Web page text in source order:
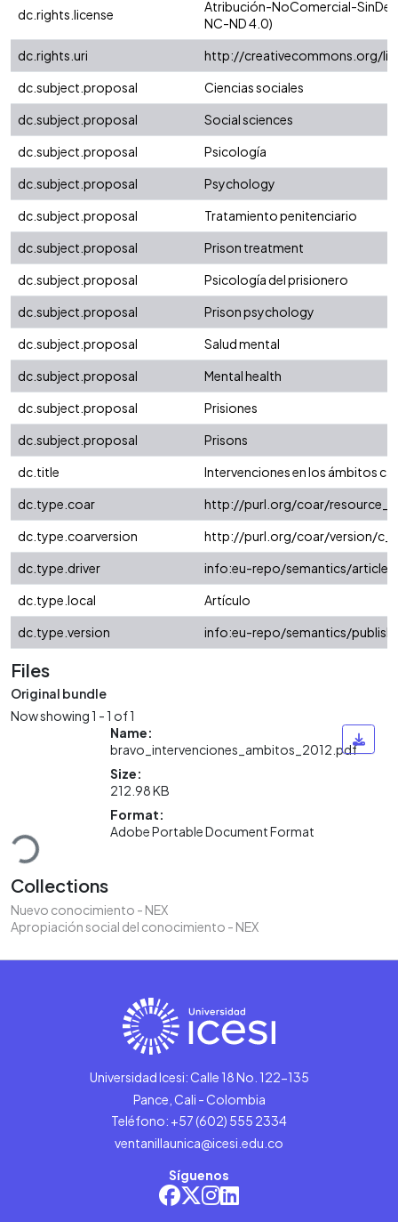
dc.rights.license
Atribución-NoComercial-
NC-ND 4.0)
dc.rights.uri
http://creativecommons.org/
dc.subject.proposal
Ciencias sociales
dc.subject.proposal
Social sciences
dc.subject.proposal
Psicología
dc.subject.proposal
Psychology
dc.subject.proposal
Tratamiento penitenciario
dc.subject.proposal
Prison treatment
dc.subject.proposal
Psicología del prisionero
dc.subject.proposal
Prison psychology
dc.subject.proposal
Salud mental
dc.subject.proposal
Mental health
dc.subject.proposal
Prisiones
dc.subject.proposal
Prisons
dc.title
Intervenciones en los ámbitos
dc.type.coar
http://purl.org/coar/
dc.type.coarversion
http://purl.org/coar/version/
dc.type.driver
info:eu-repo/semantics/article
dc.type.local
Artículo
dc.type.version
info:eu-repo/semantics/
Files
Original bundle
Now showing1 - 1 of 1
Loading...
Name:
bravo_intervenciones_ambitos_2012.pdf
Size:
212.98 KB
Format:
Adobe Portable Document Format
Collections
Nuevo conocimiento - NEX
Apropiación social del conocimiento - NEX
Universidad Icesi: Calle 18 No. 122-135
Pance, Cali - Colombia
Teléfono: +57 (602) 555 2334
ventanillaunica@icesi.edu.co
Síguenos